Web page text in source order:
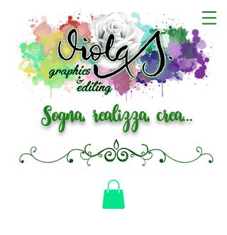
Sogna, realizza, crea...